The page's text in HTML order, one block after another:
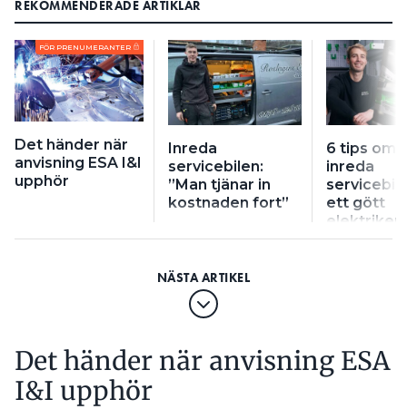
REKOMMENDERADE ARTIKLAR
FÖR PRENUMERANTER
Det händer när
anvisning ESA I&I
upphör
Inreda
servicebilen:
”Man tjänar in
kostnaden fort”
6 tips om
inreda
ett gött
Det händer när anvisning ESA
I&I upphör